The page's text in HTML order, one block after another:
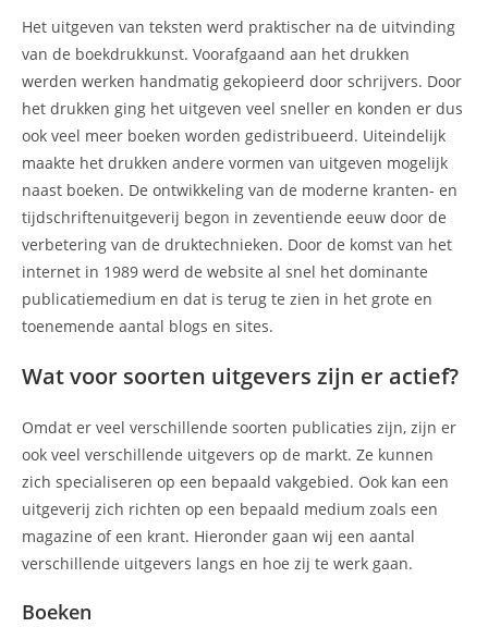
Het uitgeven van teksten werd praktischer na de uitvinding
van de boekdrukkunst. Voorafgaand aan het drukken
werden werken handmatig gekopieerd door schrijvers. Door
het drukken ging het uitgeven veel sneller en konden er dus
ook veel meer boeken worden gedistribueerd. Uiteindelijk
maakte het drukken andere vormen van uitgeven mogelijk
naast boeken. De ontwikkeling van de moderne kranten- en
tijdschriftenuitgeverij begon in zeventiende eeuw door de
verbetering van de druktechnieken. Door de komst van het
internet in 1989 werd de website al snel het dominante
publicatiemedium en dat is terug te zien in het grote en
toenemende aantal blogs en sites.
Wat voor soorten uitgevers zijn er actief?
Omdat er veel verschillende soorten publicaties zijn, zijn er
ook veel verschillende uitgevers op de markt. Ze kunnen
zich specialiseren op een bepaald vakgebied. Ook kan een
uitgeverij zich richten op een bepaald medium zoals een
magazine of een krant. Hieronder gaan wij een aantal
verschillende uitgevers langs en hoe zij te werk gaan.
Boeken